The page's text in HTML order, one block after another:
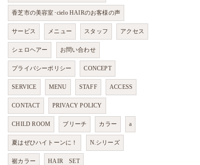
香芝市の美容室･cielo HAIRのお客様の声
サービス メニュー スタッフ アクセス
シェロヘアー お問い合わせ
プライバシーポリシー CONCEPT
SERVICE MENU STAFF ACCESS
CONTACT PRIVACY POLICY
CHILD ROOM ブリーチ カラー a
夏はぜひハイトーンに！ N.シリーズ
裾カラー HAIR SET